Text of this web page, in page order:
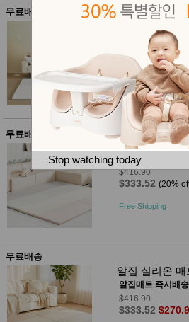
건
강
홍삼전
문브랜
조제품
기능성
건강식
품
Diet/여
성용품
뷰 스킨케
어
메이크
업
헤어케
어/향수
남성화
장품
미용제
품
전
자
주방가
전
계절/생
활가전
Stop watching today
무료배송
알집매트 예약주
$504.90
$403.92
Free Shipping
무료배송
알집 실리온
$416.90
$333.52 (20%
Free Shipping
무료배송
알집 실리온
알집매트 즉시배
$416.90
$333.52